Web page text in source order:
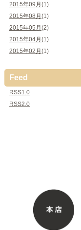
2015年09月(1)
2015年08月(1)
2015年05月(2)
2015年04月(1)
2015年02月(1)
Feed
RSS1.0
RSS2.0